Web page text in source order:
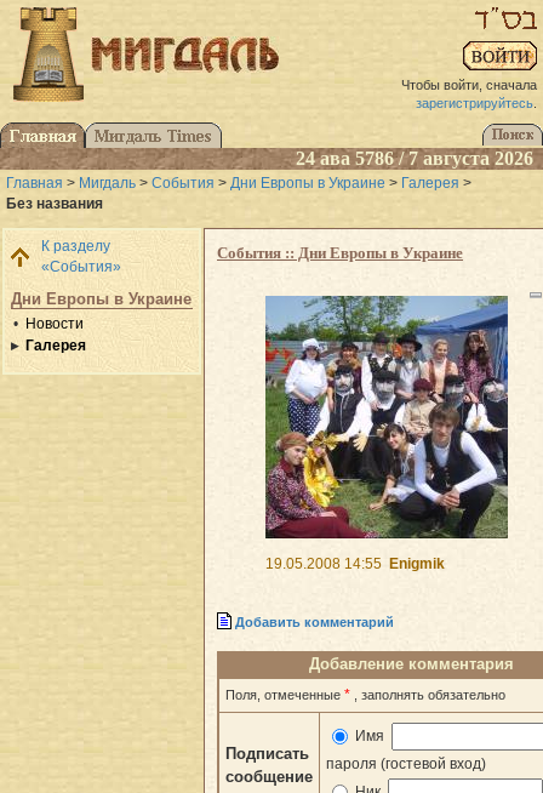
Чтобы войти, сначала
зарегистрируйтесь.
24 ава 5786 / 7 августа 2026
Главная > Мигдаль > События > Дни Европы в Украине > Галерея >
Без названия
К разделу
«События»
Дни Европы в Украине
Новости
Галерея
События :: Дни Европы в Украине
19.05.2008 14:55 Enigmik
Добавить комментарий
Добавление комментария
Поля, отмеченные * , заполнять обязательно
Подписать
сообщение
Имя
пароля (гостевой вход)